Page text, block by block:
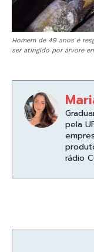
Homem de 49 anos é
ser atingido por árvore
pela
rádio